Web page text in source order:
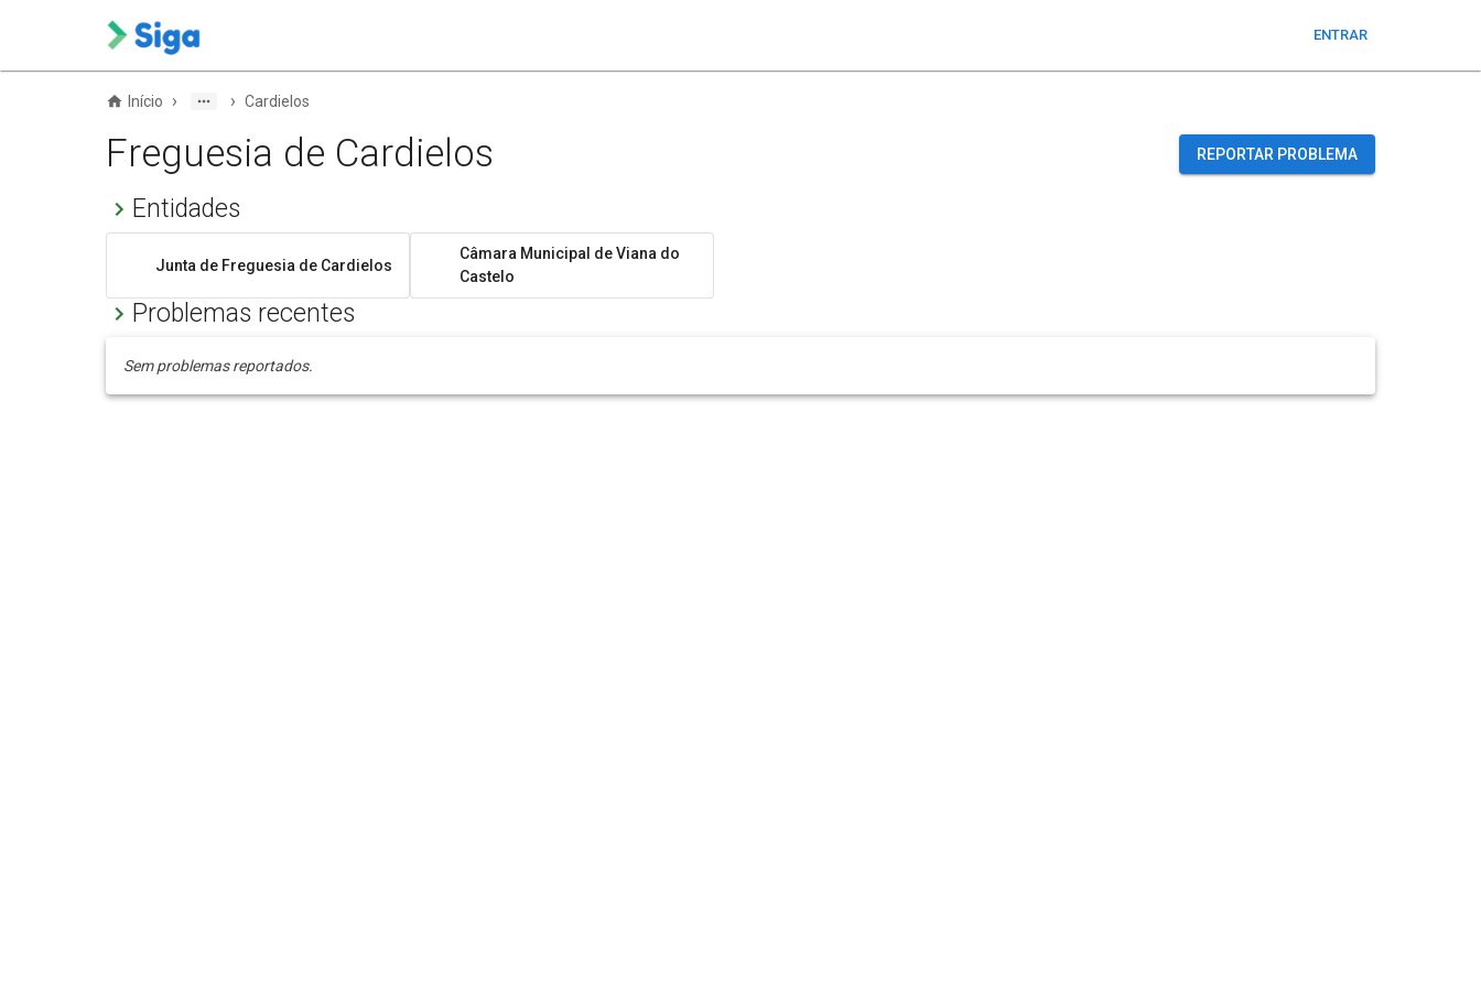
ENTRAR
Início › › Cardielos
Freguesia de Cardielos REPORTAR PROBLEMA
Entidades
Junta de Freguesia de Cardielos
Câmara Municipal de Viana do
Castelo
Problemas recentes
Sem problemas reportados.